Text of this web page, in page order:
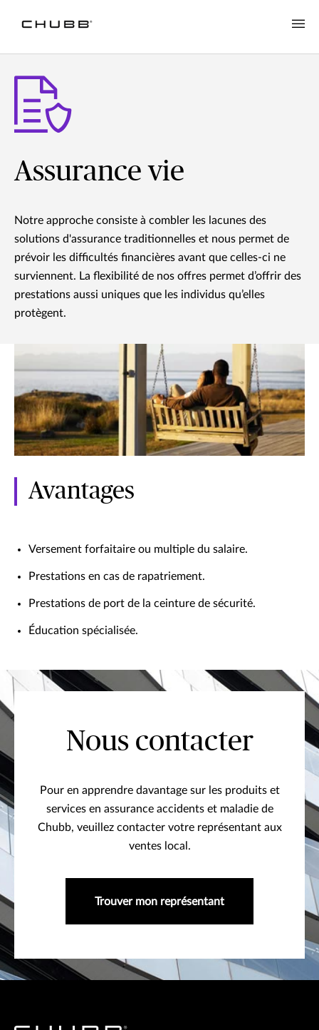
Assurance vie
Notre approche consiste à combler les lacunes des
solutions d'assurance traditionnelles et nous permet de
prévoir les difficultés financières avant que celles-ci ne
surviennent. La flexibilité de nos offres permet d’offrir des
prestations aussi uniques que les individus qu’elles
protègent.
Avantages
Versement forfaitaire ou multiple du salaire.
Prestations en cas de rapatriement.
Prestations de port de la ceinture de sécurité.
Éducation spécialisée.
Nous contacter
Pour en apprendre davantage sur les produits et
services en assurance accidents et maladie de
Chubb, veuillez contacter votre représentant aux
ventes local.
Trouver mon représentant